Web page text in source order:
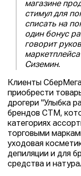
магазине
стимул для
списать на
один бонус
говорит
Сиземин.
Клиенты
приобрести
дрогери "Улыбка
брендов СТМ,
категориях
торговыми
уходовая
депиляции и для
средства и